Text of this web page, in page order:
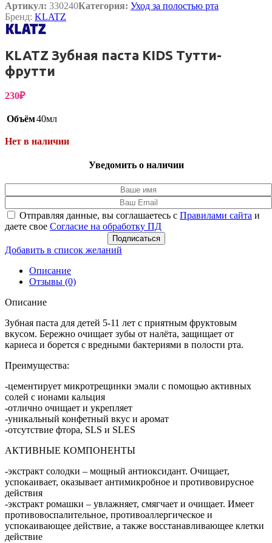
Артикул: 330240Категория: Уход за полостью рта
Бренд: KLATZ
KLATZ Зубная паста KIDS Тутти-
фрутти
230₽
Объём40мл
Нет в наличии
Уведомить о наличии
Отправляя данные, вы соглашаетесь с Правилами сайта и
даете свое Согласие на обработку ПД
Подписаться
Добавить в список желаний
Описание
Отзывы (0)
Описание
Зубная паста для детей 5-11 лет с приятным фруктовым
вкусом. Бережно очищает зубы от налёта, защищает от
кариеса и борется с вредными бактериями в полости рта.
Преимущества:
-цементирует микротрещинки эмали с помощью активных
солей с ионами кальция
-отлично очищает и укрепляет
-уникальный конфетный вкус и аромат
-отсутствие фтора, SLS и SLES
АКТИВНЫЕ КОМПОНЕНТЫ
-экстракт солодки – мощный антиоксидант. Очищает,
успокаивает, оказывает антимикробное и противовирусное
действия
-экстракт ромашки – увлажняет, смягчает и очищает. Имеет
противовоспалительное, противоаллергическое и
успокаивающее действие, а также восстанавливающее клетки
действие